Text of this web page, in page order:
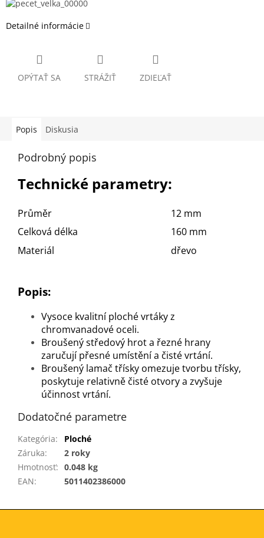
Detailné informácie
OPÝTAŤ SA STRÁŽIŤ ZDIEĽAŤ
Popis Diskusia
Podrobný popis
Technické parametry:
Průměr
12 mm
Celková délka
160 mm
Materiál
dřevo
Popis:
Vysoce kvalitní ploché vrtáky z
chromvanadové oceli.
Broušený středový hrot a řezné hrany
zaručují přesné umístění a čisté vrtání.
Broušený lamač třísky omezuje tvorbu třísky,
poskytuje relativně čisté otvory a zvyšuje
účinnost vrtání.
Dodatočné parametre
Kategória:
Ploché
Záruka:
2 roky
Hmotnosť: 0.048 kg
EAN: 5011402386000
Z